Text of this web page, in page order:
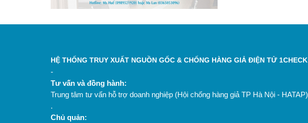
HỆ THỐNG TRUY XUẤT NGUỒN GỐC & CHỐNG HÀNG GIẢ ĐIỆN TỬ 1CHECK
-
Tư vấn và đồng hành:
Trung tâm tư vấn hỗ trợ doanh nghiệp (Hội chống hàng giả TP Hà Nội - HATAP)
.
Chủ quản: